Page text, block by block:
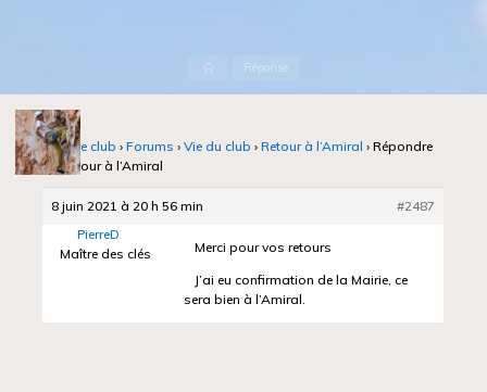
AccueilRéponse
Notre club › Forums › Vie du club › Retour à l’Amiral › Répondre
à : Retour à l’Amiral
8 juin 2021 à 20 h 56 min
#2487
PierreD
Maître des clés
Merci pour vos retours
J’ai eu confirmation de la Mairie, ce
sera bien à l’Amiral.